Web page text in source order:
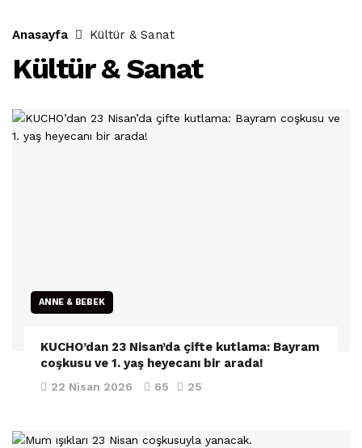
Anasayfa Kültür & Sanat
Kültür & Sanat
ANNE & BEBEK
KUCHO’dan 23 Nisan’da çifte kutlama: Bayram
coşkusu ve 1. yaş heyecanı bir arada!
22 Nisan 2026 65 25